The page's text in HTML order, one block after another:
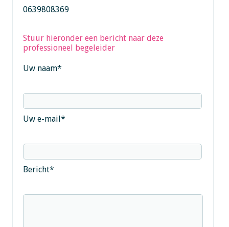
0639808369
Stuur hieronder een bericht naar deze
professioneel begeleider
Uw naam*
Uw e-mail*
Bericht*